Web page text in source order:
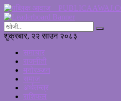
शुक्रबार, २२ साउन २०८३
समाचार
राजनीती
मनोरञ्जन
समाज
अर्थतन्त्र
राशिफल